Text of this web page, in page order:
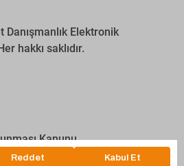
Elektronik
hakkı saklıdır.
Kanunu